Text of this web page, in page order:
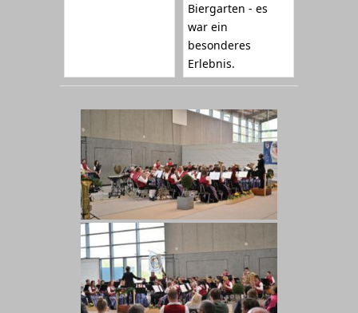
Biergarten - es
war ein
besonderes
Erlebnis.